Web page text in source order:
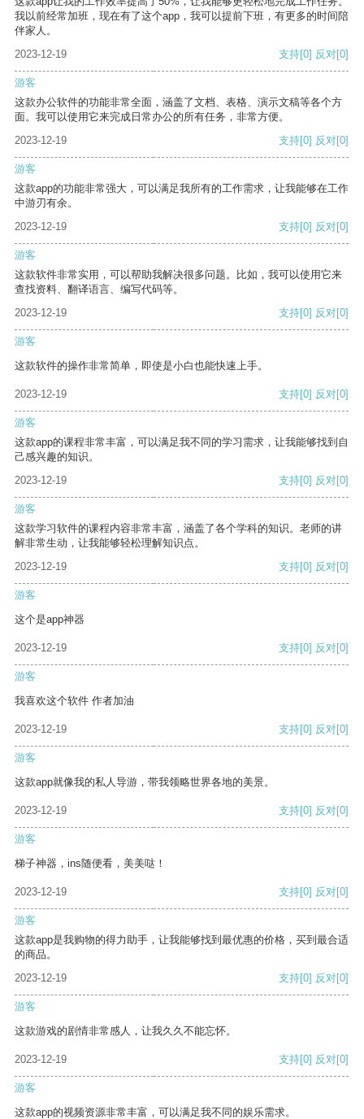
我以前经常加班，现在有了这个app，我可以提前下班，有更多的时间陪
伴家人。
2023-12-19
支持[0] 反对[0]
游客
这款办公软件的功能非常全面，涵盖了文档、表格、演示文稿等各个方
面。我可以使用它来完成日常办公的所有任务，非常方便。
2023-12-19
支持[0] 反对[0]
游客
这款app的功能非常强大，可以满足我所有的工作需求，让我能够在工作
中游刃有余。
2023-12-19
支持[0] 反对[0]
游客
这款软件非常实用，可以帮助我解决很多问题。比如，我可以使用它来
查找资料、翻译语言、编写代码等。
2023-12-19
支持[0] 反对[0]
游客
这款软件的操作非常简单，即使是小白也能快速上手。
2023-12-19 支持[0] 反对[0]
游客
这款app的课程非常丰富，可以满足我不同的学习需求，让我能够找到自
己感兴趣的知识。
2023-12-19
支持[0] 反对[0]
游客
这款学习软件的课程内容非常丰富，涵盖了各个学科的知识。老师的讲
解非常生动，让我能够轻松理解知识点。
2023-12-19
支持[0] 反对[0]
游客
这个是app神器
2023-12-19 支持[0] 反对[0]
游客
我喜欢这个软件 作者加油
2023-12-19 支持[0] 反对[0]
游客
这款app就像我的私人导游，带我领略世界各地的美景。
2023-12-19 支持[0] 反对[0]
游客
梯子神器，ins随便看，美美哒！
2023-12-19 支持[0] 反对[0]
游客
这款app是我购物的得力助手，让我能够找到最优惠的价格，买到最合适
的商品。
2023-12-19
支持[0] 反对[0]
游客
这款游戏的剧情非常感人，让我久久不能忘怀。
2023-12-19 支持[0] 反对[0]
游客
这款app的视频资源非常丰富，可以满足我不同的娱乐需求。